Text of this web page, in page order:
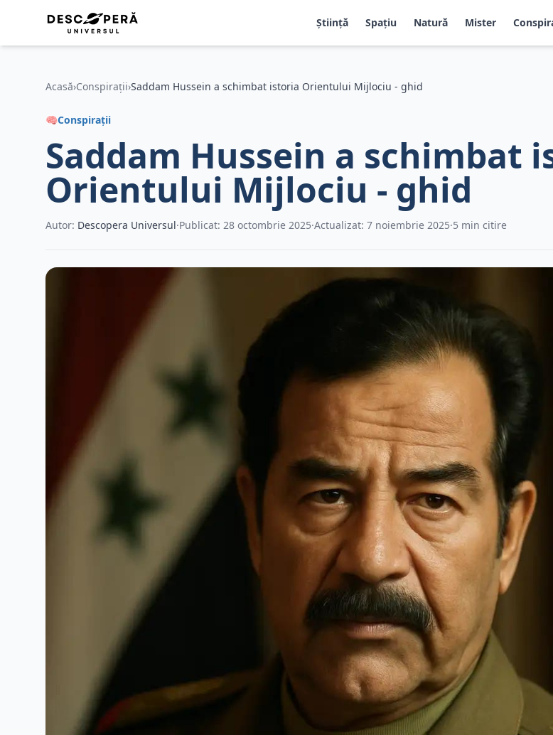
Știință Spațiu Natură Mister
Acasă›Conspirații›Saddam Hussein a schimbat istoria Orientului Mijlociu - ghid
🧠Conspirații
Saddam Hussein a schimbat
Orientului Mijlociu - ghid
Autor: Descopera Universul·Publicat: 28 octombrie 2025·Actualizat: 7 noiembrie 2025·5 min citire